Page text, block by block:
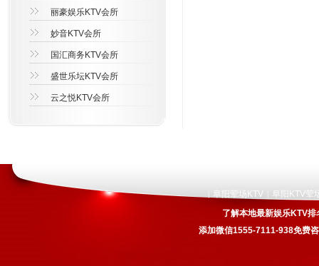
丽豪娱乐KTV会所
妙音KTV会所
国汇商务KTV会所
盛世乐坛KTV会所
云之悦KTV会所
阜阳荤场KTV
阜阳KTV荤
了解本地最新娱乐KTV
添加微信1555-7111-938免费